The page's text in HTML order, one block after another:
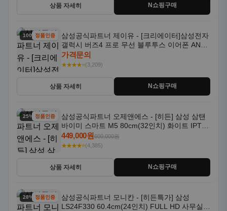
상품 자세히 N쇼핑구매
100% 할인
정품인증
삼성공식파트너 제이유 - [크리에이터]삼성전자
갤럭시 버즈4 프로 무선 블루투스 이어폰 ANC
SM-R640N
가격문의
★★★★⭐(3,209)
상품 자세히 N쇼핑구매
25% 할인정품인증
삼성공식파트너 오제앤에스 - [히든] 삼성 삼탠
바이미 스마트 M5 80cm(32인치) 화이트 IPTV
OTT 패키지
449,000원600,000원
★★★★⭐(4,385)
상품 자세히 N쇼핑구매
28% 할인정품인증
삼성공식파트너 모니칸 - [히든특가] 삼성
LS24F330 60.4cm(24인치) FULL HD 사무실/